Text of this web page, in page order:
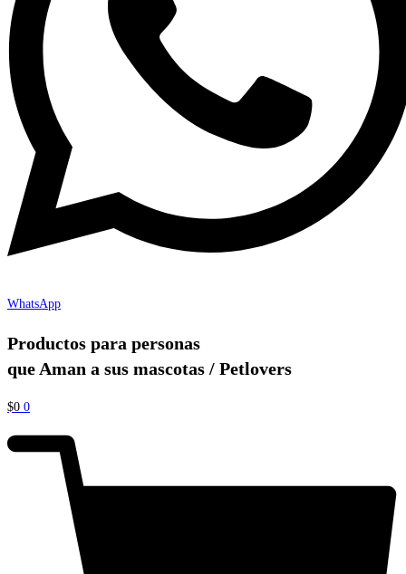
WhatsApp
Productos para personas
que Aman a sus mascotas / Petlovers
$0 0